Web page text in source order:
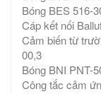
Bóng BES 516-
Cáp kết nối
Cảm biến từ
00,3
Bóng BNI PNT-
Công tắc cảm